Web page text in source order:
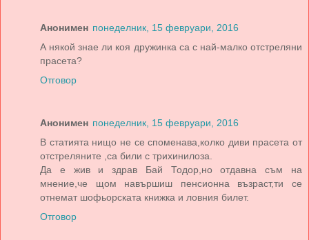
Анонимен понеделник, 15 февруари, 2016
А някой знае ли коя дружинка са с най-малко отстреляни
прасета?
Отговор
Анонимен понеделник, 15 февруари, 2016
В статията нищо не се споменава,колко диви прасета от
отстреляните ,са били с трихинилоза.
Да е жив и здрав Бай Тодор,но отдавна съм на
мнение,че щом навършиш пенсионна възраст,ти се
отнемат шофьорската книжка и ловния билет.
Отговор